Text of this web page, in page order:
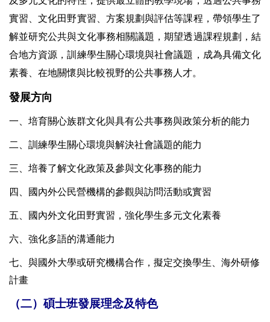
實習、文化田野實習、方案規劃與評估等課程，帶領學生了
解並研究公共與文化事務相關議題，期望透過課程規劃，結
合地方資源，訓練學生關心環境與社會議題，成為具備文化
素養、在地關懷與比較視野的公共事務人才。
發展方向
一、培育關心族群文化與具有公共事務與政策分析的能力
二、訓練學生關心環境與解決社會議題的能力
三、培養了解文化政策及參與文化事務的能力
四、國內外公民營機構的參觀與訪問活動或實習
五、國內外文化田野實習，強化學生多元文化素養
六、強化多語的溝通能力
七、與國外大學或研究機構合作，擬定交換學生、海外研修
計畫
（二）碩士班發展理念及特色